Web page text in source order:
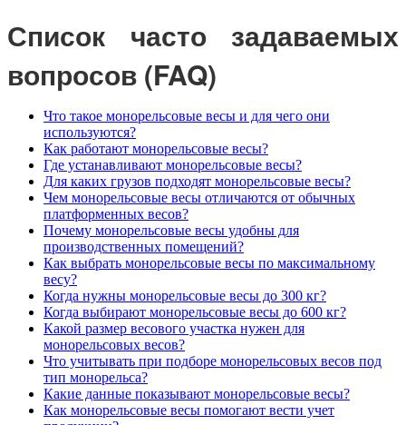
Список часто задаваемых
вопросов (FAQ)
Что такое монорельсовые весы и для чего они
используются?
Как работают монорельсовые весы?
Где устанавливают монорельсовые весы?
Для каких грузов подходят монорельсовые весы?
Чем монорельсовые весы отличаются от обычных
платформенных весов?
Почему монорельсовые весы удобны для
производственных помещений?
Как выбрать монорельсовые весы по максимальному
весу?
Когда нужны монорельсовые весы до 300 кг?
Когда выбирают монорельсовые весы до 600 кг?
Какой размер весового участка нужен для
монорельсовых весов?
Что учитывать при подборе монорельсовых весов под
тип монорельса?
Какие данные показывают монорельсовые весы?
Как монорельсовые весы помогают вести учет